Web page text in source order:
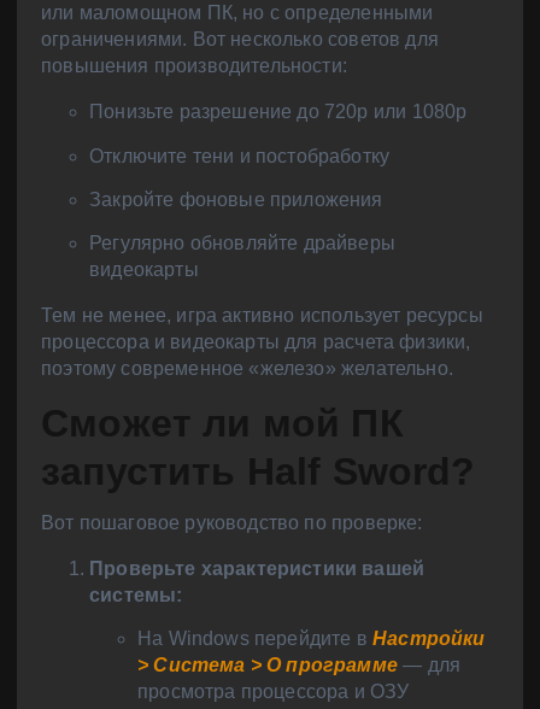
или маломощном ПК, но с определенными
ограничениями. Вот несколько советов для
повышения производительности:
Понизьте разрешение до 720p или 1080p
Отключите тени и постобработку
Закройте фоновые приложения
Регулярно обновляйте драйверы
видеокарты
Тем не менее, игра активно использует ресурсы
процессора и видеокарты для расчета физики,
поэтому современное «железо» желательно.
Сможет ли мой ПК
запустить Half Sword?
Вот пошаговое руководство по проверке:
Проверьте характеристики вашей
системы:
На Windows перейдите в Настройки
> Система > О программе — для
просмотра процессора и ОЗУ